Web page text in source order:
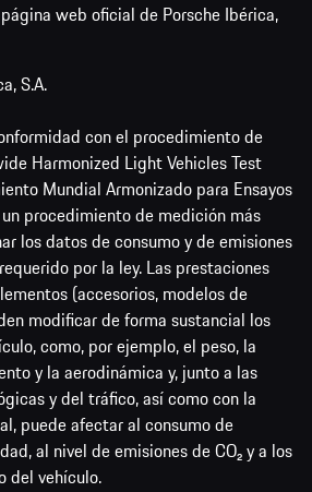
web oficial de Porsche Ibérica,
S.A.
con el procedimiento de
Harmonized Light Vehicles Test
Mundial Armonizado para Ensayos
procedimiento de medición más
los datos de consumo y de emisiones
por la ley. Las prestaciones
(accesorios, modelos de
modificar de forma sustancial los
como, por ejemplo, el peso, la
y la aerodinámica y, junto a las
y del tráfico, así como con la
puede afectar al consumo de
al nivel de emisiones de CO₂ y a los
del vehículo.